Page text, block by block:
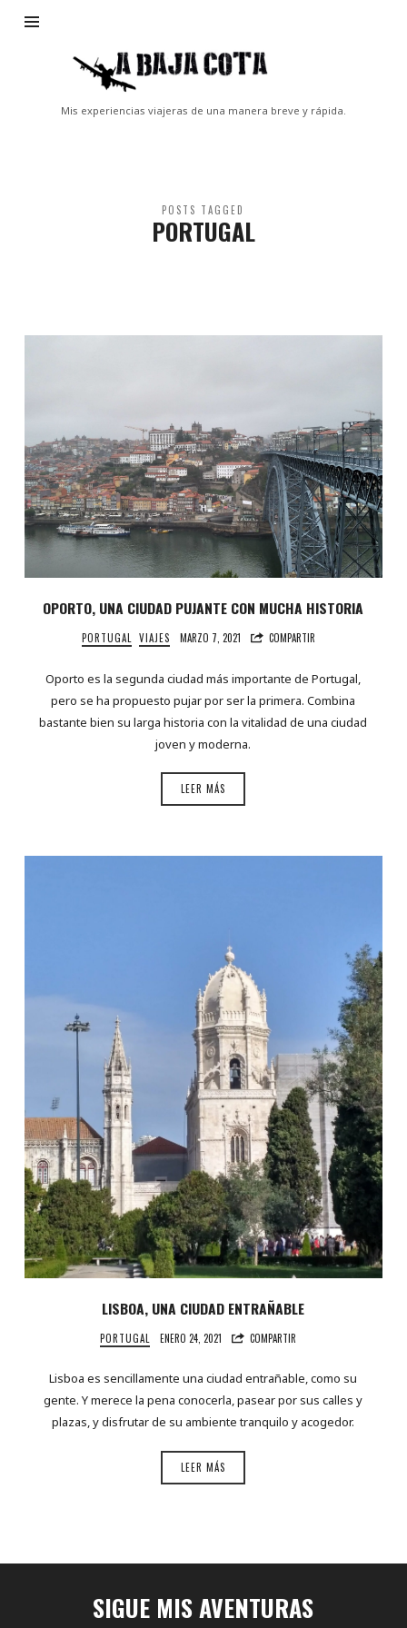
Baja
Cota
Mis experiencias viajeras de una manera breve y rápida.
POSTS TAGGED
PORTUGAL
OPORTO, UNA CIUDAD PUJANTE CON MUCHA HISTORIA
PORTUGAL VIAJES MARZO 7, 2021 COMPARTIR
Oporto es la segunda ciudad más importante de Portugal,
pero se ha propuesto pujar por ser la primera. Combina
bastante bien su larga historia con la vitalidad de una ciudad
joven y moderna.
LEER MÁS
LISBOA, UNA CIUDAD ENTRAÑABLE
PORTUGAL ENERO 24, 2021 COMPARTIR
Lisboa es sencillamente una ciudad entrañable, como su
gente. Y merece la pena conocerla, pasear por sus calles y
plazas, y disfrutar de su ambiente tranquilo y acogedor.
LEER MÁS
SIGUE MIS AVENTURAS